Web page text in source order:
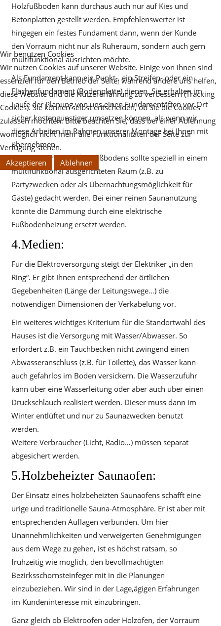
Holzfußboden kann durchaus auch nur auf Kies und
Betonplatten gestellt werden. Empfehlenswerter ist
hingegen ein festes Fundament dann, wenn der Kunde
den Vorraum nicht nur als Ruheraum, sondern auch gern
multifunktional ausrichten möchte.
Als Fundament kann ein Punkt-, ein Streifen- oder ein
Flächenfundament (Bodenplatte) dienen. Sie erhalten im
Laufe der Planung von uns einen Fundamentäften vor Ort
sicher kostengünstiger umsetzen können, als wenn wir
diese Arbeiten im Rahmen unserer Montage bei Ihnen mit
übernehmen.
An eine Dämmung des Fußbodens sollte speziell in einem
multifunktional ausgerichteten Raum (z.B. zu
Partyzwecken oder als Übernachtungsmöglichkeit für
Gäste) gedacht werden. Bei einer reinen Saunanutzung
könnte die Dämmung durch eine elektrische
Fußbodenheizung ersetzt werden.
4.Medien:
Für die Elektroversorgung steigt der Elektriker „in den
Ring“. Er gibt Ihnen entsprechend der örtlichen
Gegebenheiten (Länge der Leitungswege…) die
notwendigen Dimensionen der Verkabelung vor.
Ein weiteres wichtiges Kriterium für die Standortwahl des
Hauses ist die Versorgung mit Wasser/Abwasser. So
erfordert z.B. ein Tauchbecken nicht zwingend einen
Abwasseranschluss (z.B. für Toilette), das Wasser kann
auch gefahrlos im Boden versickern. Die Wasserzufuhr
kann über eine Wasserleitung oder aber auch über einen
Druckschlauch realisiert werden. Dieser muss dann im
Winter entlüftet und nur zu Saunazwecken benutzt
werden.
Weitere Verbraucher (Licht, Radio…) müssen separat
abgesichert werden.
5.Holzbeheizter Saunaofen:
Der Einsatz eines holzbeheizten Saunaofens schafft eine
urige und traditionelle Sauna-Atmosphäre. Er ist aber mit
entsprechenden Auflagen verbunden. Um hier
Unannehmlichkeiten und verweigerten Genehmigungen
aus dem Wege zu gehen, ist es höchst ratsam, so
frühzeitig wie möglich, den bevollmächtigten
Bezirksschornsteinfeger mit in die Planungen
einzubeziehen. Wir sind in der Lage,ägigen Erfahrungen
im Kundeninteresse mit einzubringen.
Ganz gleich ob Elektroofen oder Holzofen, der Vorraum
Wir benutzen Cookies
Wir nutzen Cookies auf unserer Website. Einige von ihnen sind
essenziell für den Betrieb der Seite, während andere uns helfen,
diese Website und die Nutzererfahrung zu verbessern (Tracking
Cookies). Sie können selbst entscheiden, ob Sie die Cookies
zulassen möchten. Bitte beachten Sie, dass bei einer Ablehnung
womöglich nicht mehr alle Funktionalitäten der Seite zur
Verfügung stehen.
Akzeptieren
Ablehnen